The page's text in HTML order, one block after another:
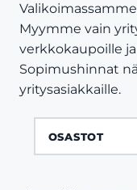
Myymme vain
verkkokaupoille
Sopimushinnat
yritysasiakkaille.
OSASTOT